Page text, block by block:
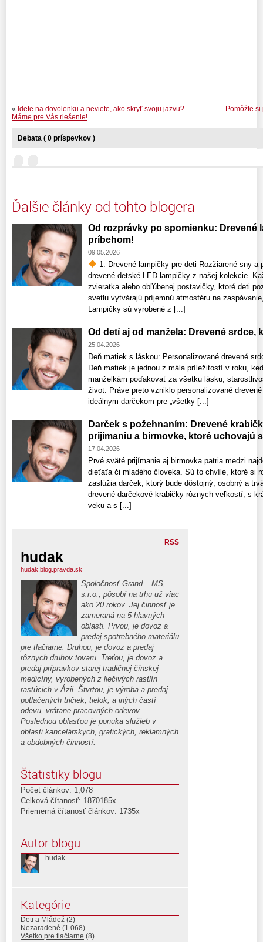
Pomôžte
« Idete na dovolenku a neviete, ako skryť svoju jazvu?
Máme pre Vás riešenie!
Debata ( 0 príspevkov )
Ďalšie články od tohto blogera
Od rozprávky po spomienku: Drevené
príbehom!
09.05.2026
1. Drevené lampičky pre deti Rozžiarené sny a
drevené detské LED lampičky z našej kolekcie.
zvieratka alebo obľúbenej postavičky, ktoré deti
svetlu vytvárajú príjemnú atmosféru na
Lampičky sú vyrobené z [...]
Od detí aj od manžela: Drevené srdce,
25.04.2026
Deň matiek s láskou: Personalizované drevené
Deň matiek je jednou z mála príležitostí v roku,
manželkám poďakovať za všetku lásku,
život. Práve preto vzniklo personalizované
ideálnym darčekom pre „všetky [...]
Darček s požehnaním: Drevené
prijímaniu a birmovke, ktoré uchovajú
17.04.2026
Prvé sväté prijímanie aj birmovka patria medzi
dieťaťa či mladého človeka. Sú to chvíle, ktoré si
zaslúžia darček, ktorý bude dôstojný, osobný a
drevené darčekové krabičky rôznych veľkostí, s
veku a s [...]
RSS
hudak
hudak.blog.pravda.sk
Spoločnosť Grand – MS,
s.r.o., pôsobí na trhu už viac
ako 20 rokov. Jej činnosť je
zameraná na 5 hlavných
oblasti. Prvou, je dovoz a
predaj spotrebného materiálu
pre tlačiarne. Druhou, je dovoz a predaj
rôznych druhov tovaru. Treťou, je dovoz a
predaj prípravkov starej tradičnej čínskej
medicíny, vyrobených z liečivých rastlín
rastúcich v Ázii. Štvrtou, je výroba a predaj
potlačených tričiek, tielok, a iných častí
odevu, vrátane pracovných odevov.
Poslednou oblasťou je ponuka služieb v
oblasti kancelárskych, grafických, reklamných
a obdobných činností.
Štatistiky blogu
Počet článkov: 1,078
Celková čítanosť: 1870185x
Priemerná čítanosť článkov: 1735x
Autor blogu
hudak
Kategórie
Deti a Mládež (2)
Nezaradené (1 068)
Všetko pre tlačiarne (8)